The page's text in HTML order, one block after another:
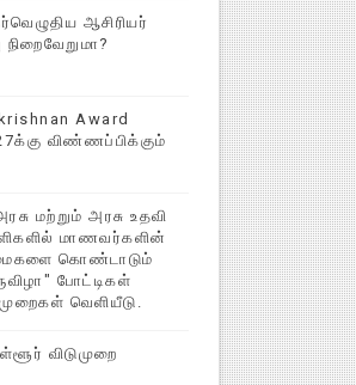
ஆசிரியர்
நிறைவேறுமா?
Award
விண்ணப்பிக்கும்
மற்றும் அரசு உதவி
மாணவர்களின்
கொண்டாடும்
போட்டிகள்
வெளியீடு.
விடுமுறை